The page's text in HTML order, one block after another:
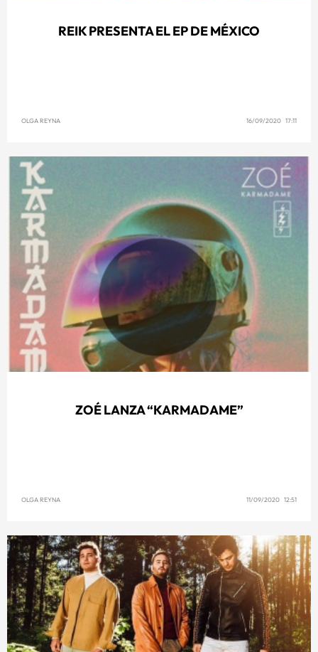
REIK PRESENTA EL EP DE MÉXICO
OLGA REYNA 16/09/2020 17:11
ZOÉ LANZA “KARMADAME”
OLGA REYNA 11/09/2020 12:51